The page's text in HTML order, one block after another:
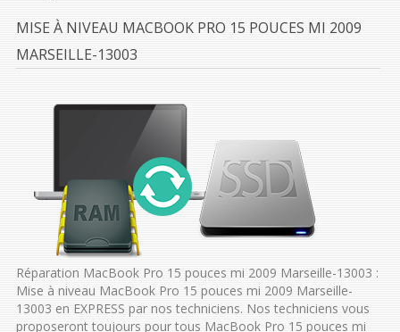
MISE À NIVEAU MACBOOK PRO 15 POUCES MI 2009
MARSEILLE-13003
Réparation MacBook Pro 15 pouces mi 2009 Marseille-13003 :
Mise à niveau MacBook Pro 15 pouces mi 2009 Marseille-
13003 en EXPRESS par nos techniciens. Nos techniciens vous
proposeront toujours pour tous MacBook Pro 15 pouces mi